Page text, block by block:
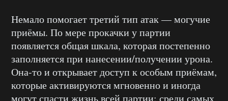
Немало помогает третий тип атак — могучие
приёмы. По мере прокачки у партии
появляется общая шкала, которая постепенно
заполняется при нанесении/получении урона.
Она-то и открывает доступ к особым приёмам,
которые активируются мгновенно и иногда
могут спасти жизнь всей партии: среди самых